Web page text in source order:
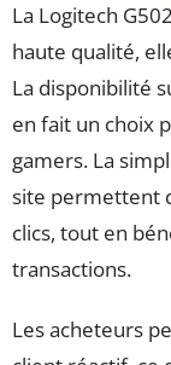
La Logitech
haute qualité,
La disponibilité
en fait un choix
gamers. La
site permettent
clics, tout en
transactions.
Les acheteurs